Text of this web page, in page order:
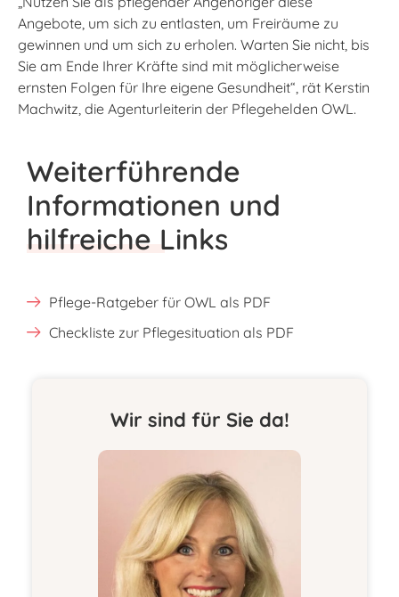
Angebote, um sich zu entlasten, um Freiräume zu
gewinnen und um sich zu erholen. Warten Sie nicht, bis
Sie am Ende Ihrer Kräfte sind mit möglicherweise
ernsten Folgen für Ihre eigene Gesundheit“, rät Kerstin
Machwitz, die Agenturleiterin der Pflegehelden OWL.
Weiterführende
Informationen und
hilfreiche Links
Pflege-Ratgeber für OWL als PDF
Checkliste zur Pflegesituation als PDF
Wir sind für Sie da!